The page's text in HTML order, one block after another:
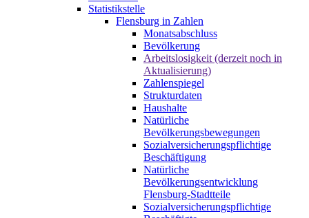
Statistikstelle
Flensburg in Zahlen
Monatsabschluss
Bevölkerung
Arbeitslosigkeit (derzeit noch in
Aktualisierung)
Zahlenspiegel
Strukturdaten
Haushalte
Natürliche
Bevölkerungsbewegungen
Sozialversicherungspflichtige
Beschäftigung
Natürliche
Bevölkerungsentwicklung
Flensburg-Stadtteile
Sozialversicherungspflichtige